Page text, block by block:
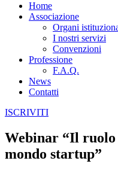
Home
Associazione
Organi
I nostri servizi
Convenzioni
Professione
F.A.Q.
News
Contatti
ISCRIVITI
Webinar “Il ruolo
mondo startup”